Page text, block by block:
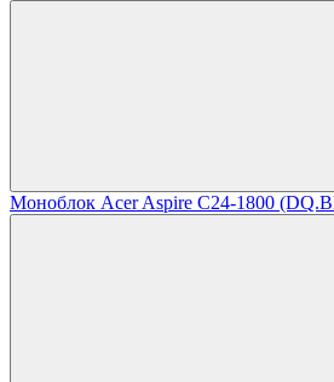
Моноблок Acer Aspire C24-1800